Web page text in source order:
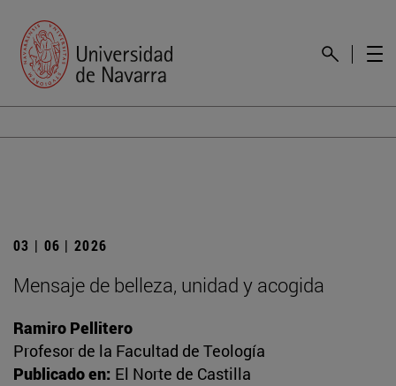
03 | 06 | 2026
Mensaje de belleza, unidad y acogida
Ramiro Pellitero
Profesor de la Facultad de Teología
Publicado en: El Norte de Castilla